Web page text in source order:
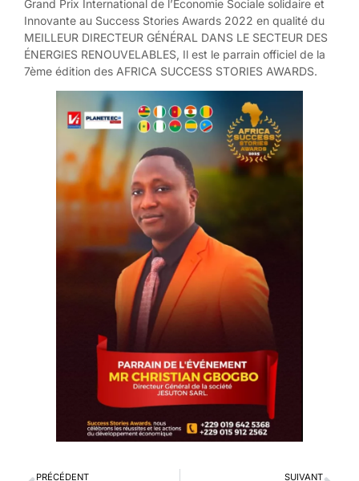
Grand Prix International de l’Economie Sociale solidaire et
Innovante au Success Stories Awards 2022 en qualité du
MEILLEUR DIRECTEUR GÉNÉRAL DANS LE SECTEUR DES
ÉNERGIES RENOUVELABLES, Il est le parrain officiel de la
7ème édition des AFRICA SUCCESS STORIES AWARDS.
PRÉCÉDENT SUIVANT